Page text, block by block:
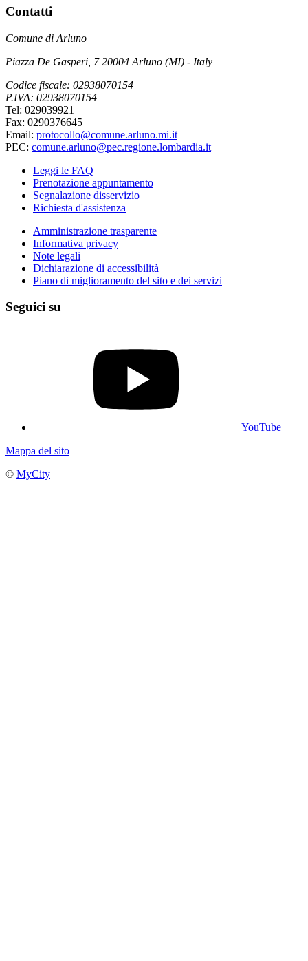
Contatti
Comune di Arluno
Piazza De Gasperi, 7 20004 Arluno (MI) - Italy
Codice fiscale: 02938070154
P.IVA: 02938070154
Tel: 029039921
Fax: 0290376645
Email: protocollo@comune.arluno.mi.it
PEC: comune.arluno@pec.regione.lombardia.it
Leggi le FAQ
Prenotazione appuntamento
Segnalazione disservizio
Richiesta d'assistenza
Amministrazione trasparente
Informativa privacy
Note legali
Dichiarazione di accessibilità
Piano di miglioramento del sito e dei servizi
Seguici su
YouTube
Mappa del sito
© MyCity